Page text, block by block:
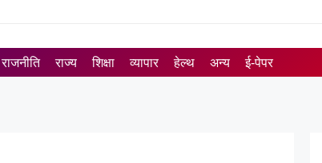
राजनीति राज्य शिक्षा व्यापार हेल्थ अन्य ई-पेपर